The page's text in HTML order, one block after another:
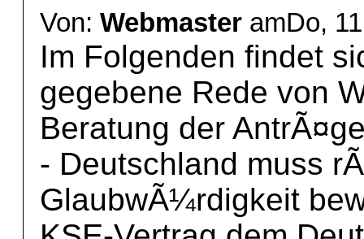
Von: Webmaster amDo,
Im Folgenden findet
gegebene Rede von
Beratung der
- Deutschland muss
GlaubwÃ¼rdigkeit